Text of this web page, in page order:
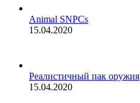
Animal SNPCs
15.04.2020
Реалистичный пак оружия
15.04.2020